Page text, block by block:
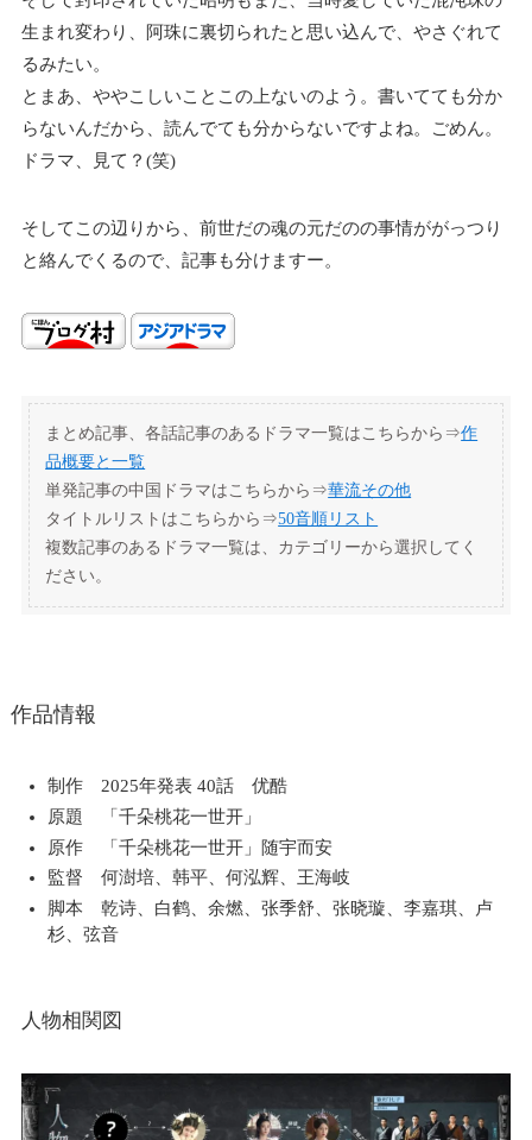
生まれ変わり、阿珠に裏切られたと思い込んで、やさぐれて
るみたい。
とまあ、ややこしいことこの上ないのよう。書いてても分か
らないんだから、読んでても分からないですよね。ごめん。
ドラマ、見て？(笑)
そしてこの辺りから、前世だの魂の元だのの事情ががっつり
と絡んでくるので、記事も分けますー。
まとめ記事、各話記事のあるドラマ一覧はこちらから⇒作
品概要と一覧
単発記事の中国ドラマはこちらから⇒華流その他
タイトルリストはこちらから⇒50音順リスト
複数記事のあるドラマ一覧は、カテゴリーから選択してく
ださい。
作品情報
制作 2025年発表 40話 优酷
原題 「千朵桃花一世开」
原作 「千朵桃花一世开」随宇而安
監督 何澍培、韩平、何泓辉、王海岐
脚本 乾诗、白鹤、余燃、张季舒、张晓璇、李嘉琪、卢
杉、弦音
人物相関図